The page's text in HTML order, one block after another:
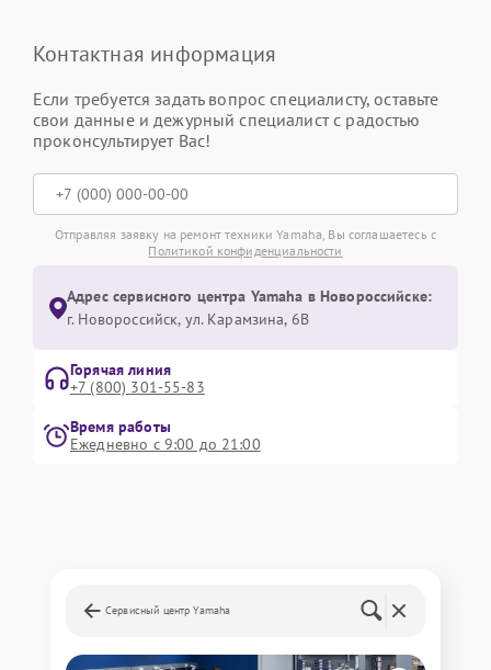
Контактная информация
Если требуется задать вопрос специалисту, оставьте
свои данные и дежурный специалист с радостью
проконсультирует Вас!
Отправляя заявку на ремонт техники Yamaha, Вы соглашаетесь с
Политикой конфиденциальности
Адрес сервисного центра Yamaha в Новороссийске:
г. Новороссийск, ул. Карамзина, 6В
Горячая линия
+7 (800) 301-55-83
Время работы
Ежедневно с 9:00 до 21:00
Сервисный центр Yamaha